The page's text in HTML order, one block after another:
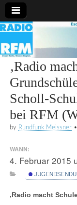
Radio
RFM
‚Radio
Scholl-
bei RFM
by Rundfunk Meissner •
WANN:
4. Februar 2015
‚Radio macht